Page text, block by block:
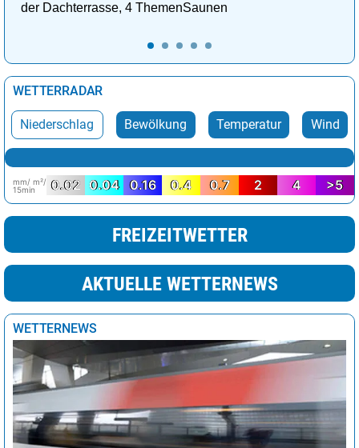
der Dachterrasse, 4 ThemenSaunen
WETTERRADAR
Niederschlag Bewölkung Temperatur Wind
mm/ m²/
15min
0.02 0.04 0.16 0.4 0.7 2 4 >5
FREIZEITWETTER
AKTUELLE WETTERNEWS
WETTERNEWS